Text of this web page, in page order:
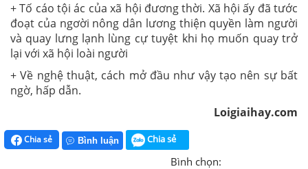
+ Tố cáo tội ác của xã hội đương thời. Xã hội ấy đã tước
đoạt của ngơời nông dân lương thiện quyền làm người
và quay lưng lạnh lùng cự tuyệt khi họ muốn quay trở
lại với xã hội loài người
+ Về nghệ thuật, cách mở đầu như vậy tạo nên sự bất
ngờ, hấp dẫn.
Loigiaihay.com
Chia sẻ Bình luận Chia sẻ
Bình chọn: